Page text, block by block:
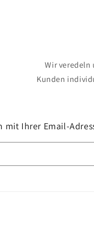
Wir
Kunden
mit Ihrer Email-